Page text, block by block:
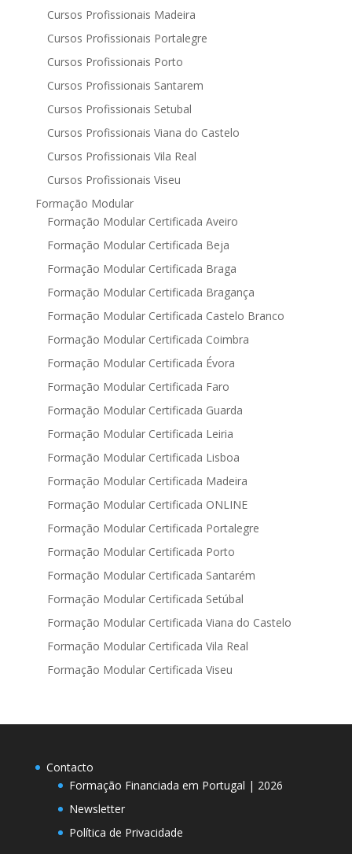
Cursos Profissionais Madeira
Cursos Profissionais Portalegre
Cursos Profissionais Porto
Cursos Profissionais Santarem
Cursos Profissionais Setubal
Cursos Profissionais Viana do Castelo
Cursos Profissionais Vila Real
Cursos Profissionais Viseu
Formação Modular
Formação Modular Certificada Aveiro
Formação Modular Certificada Beja
Formação Modular Certificada Braga
Formação Modular Certificada Bragança
Formação Modular Certificada Castelo Branco
Formação Modular Certificada Coimbra
Formação Modular Certificada Évora
Formação Modular Certificada Faro
Formação Modular Certificada Guarda
Formação Modular Certificada Leiria
Formação Modular Certificada Lisboa
Formação Modular Certificada Madeira
Formação Modular Certificada ONLINE
Formação Modular Certificada Portalegre
Formação Modular Certificada Porto
Formação Modular Certificada Santarém
Formação Modular Certificada Setúbal
Formação Modular Certificada Viana do Castelo
Formação Modular Certificada Vila Real
Formação Modular Certificada Viseu
Contacto
Formação Financiada em Portugal | 2026
Newsletter
Política de Privacidade